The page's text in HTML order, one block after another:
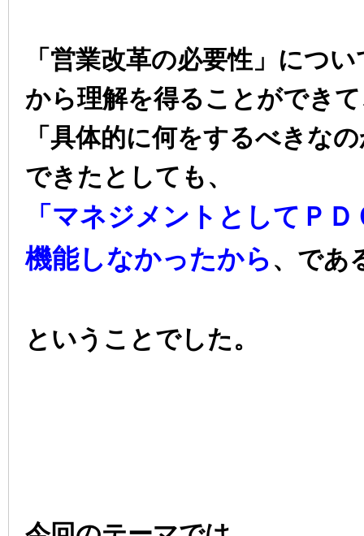
「営業改革の必要性」につ
から理解を得ることができ
「具体的に何をするべきな
できたとしても、
「マネジメントとしてＰ
機能しなかったから 、であ
ということでした。